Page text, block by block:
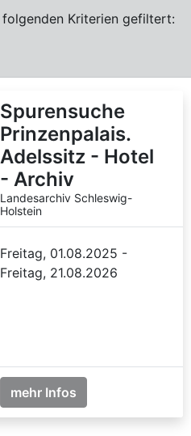
folgenden Kriterien gefiltert:
Spurensuche
Prinzenpalais.
Adelssitz - Hotel
- Archiv
Landesarchiv Schleswig-
Holstein
Freitag, 01.08.2025 -
Freitag, 21.08.2026
mehr Infos